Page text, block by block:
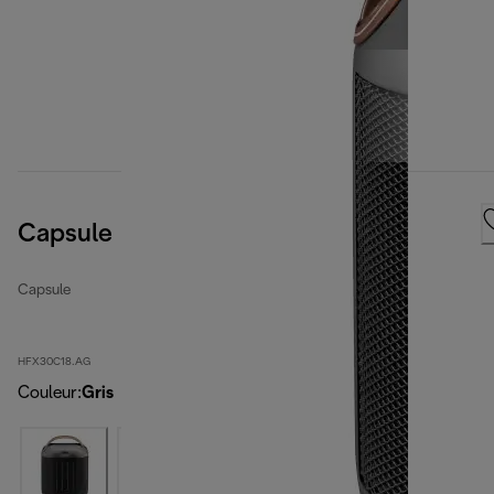
Capsule
Capsule
HFX30C18.AG
Couleur:Gris